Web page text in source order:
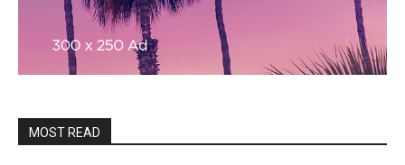
MOST READ